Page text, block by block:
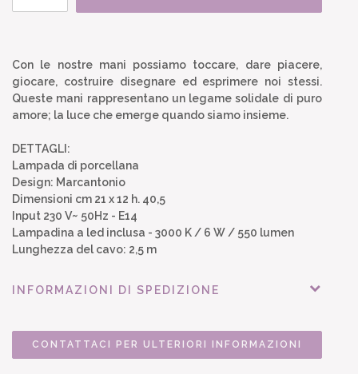
Con le nostre mani possiamo toccare, dare piacere,
giocare, costruire disegnare ed esprimere noi stessi.
Queste mani rappresentano un legame solidale di puro
amore; la luce che emerge quando siamo insieme.
DETTAGLI:
Lampada di porcellana
Design: Marcantonio
Dimensioni cm 21 x 12 h. 40,5
Input 230 V~ 50Hz - E14
Lampadina a led inclusa - 3000 K / 6 W / 550 lumen
Lunghezza del cavo: 2,5 m
INFORMAZIONI DI SPEDIZIONE
CONTATTACI PER ULTERIORI INFORMAZIONI